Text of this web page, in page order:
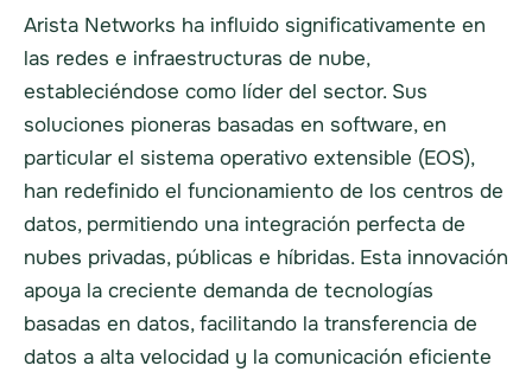
Arista Networks ha influido significativamente en
las redes e infraestructuras de nube,
estableciéndose como líder del sector. Sus
soluciones pioneras basadas en software, en
particular el sistema operativo extensible (EOS),
han redefinido el funcionamiento de los centros de
datos, permitiendo una integración perfecta de
nubes privadas, públicas e híbridas. Esta innovación
apoya la creciente demanda de tecnologías
basadas en datos, facilitando la transferencia de
datos a alta velocidad y la comunicación eficiente